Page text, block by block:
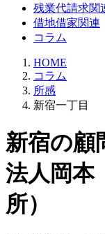
残業代請求関
借地借家関連
コラム
HOME
コラム
所感
新宿一丁目
新宿の顧
法人岡本
所）